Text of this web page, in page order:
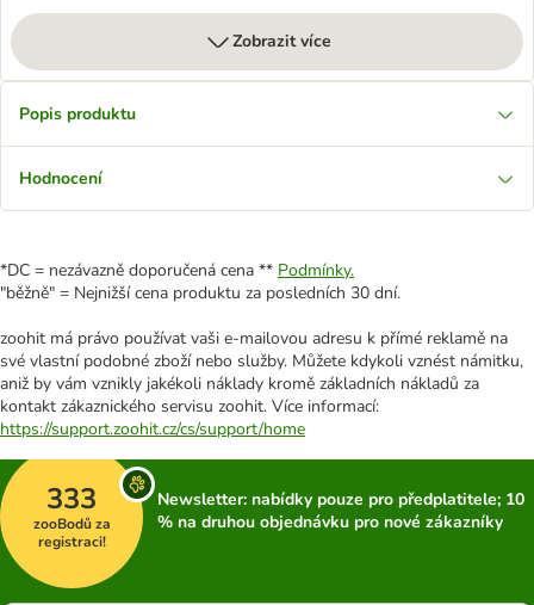
Zobrazit více
Popis produktu
Hodnocení
*DC = nezávazně doporučená cena ** Podmínky.
"běžně" = Nejnižší cena produktu za posledních 30 dní.
zoohit má právo používat vaši e-mailovou adresu k přímé reklamě na
své vlastní podobné zboží nebo služby. Můžete kdykoli vznést námitku,
aniž by vám vznikly jakékoli náklady kromě základních nákladů za
kontakt zákaznického servisu zoohit. Více informací:
https://support.zoohit.cz/cs/support/home
333
zooBodů za
registraci!
Newsletter: nabídky pouze pro předplatitele; 10
% na druhou objednávku pro nové zákazníky